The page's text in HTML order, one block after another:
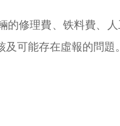
的修理費、铁料費、
可能存在虛報的問題。